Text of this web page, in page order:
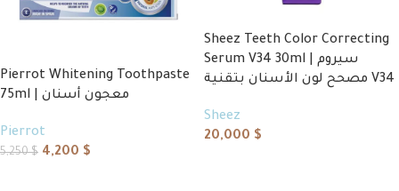
Pierrot Whitening Toothpaste
75ml | معجون أسنان
Pierrot
5,250$ 4,200 $
Sheez Teeth Color Correcting
Serum V34 30ml | سيروم
مصحح لون الأسنان بتقنية V34
Sheez
20,000 $